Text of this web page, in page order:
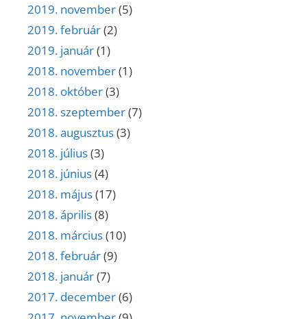
2019. november(5)
2019. február(2)
2019. január(1)
2018. november(1)
2018. október(3)
2018. szeptember(7)
2018. augusztus(3)
2018. július(3)
2018. június(4)
2018. május(17)
2018. április(8)
2018. március(10)
2018. február(9)
2018. január(7)
2017. december(6)